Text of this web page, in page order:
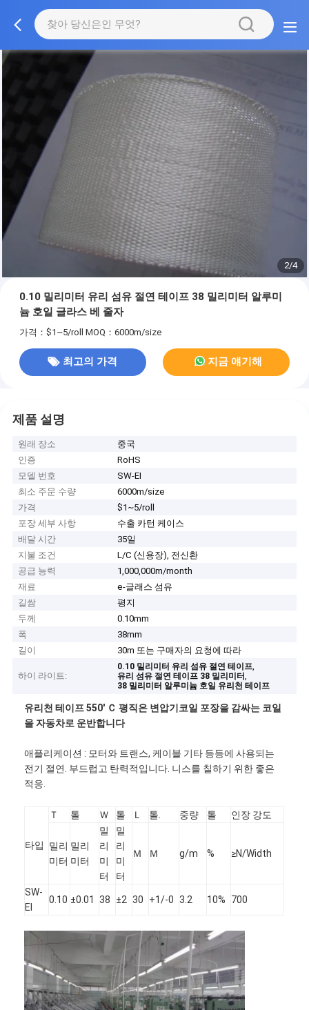
2/4
0.10 밀리미터 유리 섬유 절연 테이프 38 밀리미터 알루미
늄 호일 글라스 베 줄자
가격：$1~5/roll MOQ：6000m/size
최고의 가격 지금 얘기해
제품 설명
원래 장소
중국
인증
RoHS
모델 번호
SW-EI
최소 주문 수량
6000m/size
가격
$1~5/roll
포장 세부 사항
수출 카턴 케이스
배달 시간
35일
지불 조건
L/C (신용장), 전신환
공급 능력
1,000,000m/month
재료
e-글래스 섬유
길쌈
평지
두께
0.10mm
폭
38mm
길이
30m 또는 구매자의 요청에 따라
하이 라이트:
0.10 밀리미터 유리 섬유 절연 테이프,
유리 섬유 절연 테이프 38 밀리미터,
38 밀리미터 알루미늄 호일 유리천 테이프
유리천 테이프 550' Ｃ 평직은 변압기코일 포장을 감싸는 코일
을 자동차로 운반합니다
애플리케이션 : 모터와 트랜스, 케이블 기타 등등에 사용되는
전기 절연. 부드럽고 탄력적입니다. 니스를 칠하기 위한 좋은
적응.
타입
Ｔ 톨 Ｗ 톨 Ｌ 톨. 중량 톨 인장 강도
밀리
미터
밀리
미터
밀
리
미
터
밀
리
미
터
Ｍ Ｍ g/m % ≥N/Width
SW-
EI
0.10 ±0.01 38 ±2 30 +1/-0 3.2 10% 700